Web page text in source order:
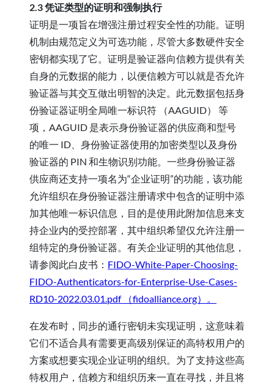
2.3 凭证类型的证明和强制执行
证明是一项旨在增强注册过程安全性的功能。证明
机制由规范定义为可选功能，尽管大多数硬件安全
密钥都实现了它。证明是验证器向信赖方提供有关
自身的元数据的能力，以便信赖方可以就是否允许
验证器与其交互做出明智的决定。此元数据包括身
份验证器证明全局唯一标识符 （AAGUID） 等
项，AAGUID 是表示身份验证器的供应商和型号
的唯一 ID、身份验证器使用的加密类型以及身份
验证器的 PIN 和生物识别功能。一些身份验证器
供应商还支持一项名为“企业证明”的功能，该功能
允许组织在身份验证器注册请求中包含的证明中添
加其他唯一标识信息，目的是使用此附加信息来支
持企业内的受控部署，其中组织希望仅允许注册一
组特定的身份验证器。有关企业证明的其他信息，
请参阅此白皮书： FIDO-White-Paper-Choosing-
FIDO-Authenticators-for-Enterprise-Use-Cases-
RD10-2022.03.01.pdf （fidoalliance.org）。
在发布时，同步的通行密钥未实现证明，这意味着
它们不适合具有需要更高级别保证的高特权用户的
方案或想要实现企业证明的组织。为了支持这些高
特权用户，信赖方和组织历来一直在寻找，并且将